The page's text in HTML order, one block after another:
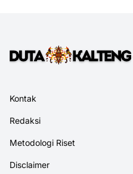
Kontak
Redaksi
Metodologi Riset
Disclaimer